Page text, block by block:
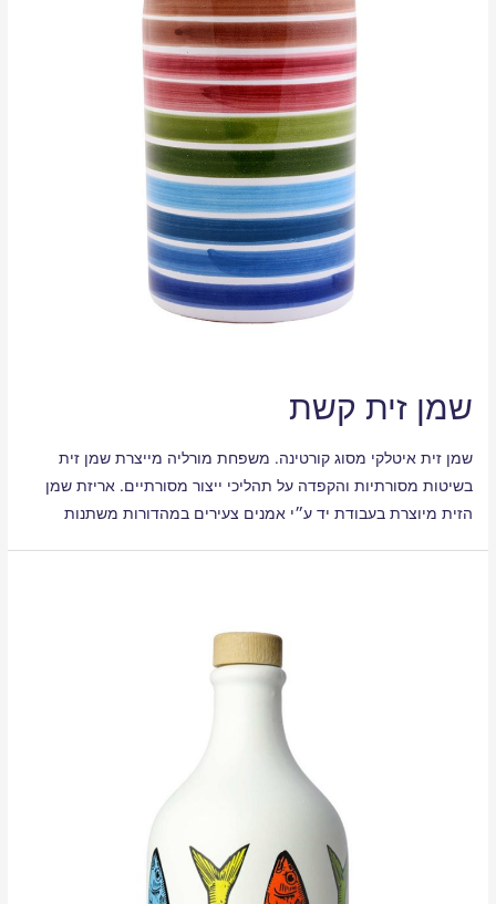
שמן זית קשת
שמן זית איטלקי מסוג קורטינה. משפחת מורליה מייצרת שמן זית
בשיטות מסורתיות והקפדה על תהליכי ייצור מסורתיים. אריזת שמן
הזית מיוצרת בעבודת יד ע״י אמנים צעירים במהדורות משתנות